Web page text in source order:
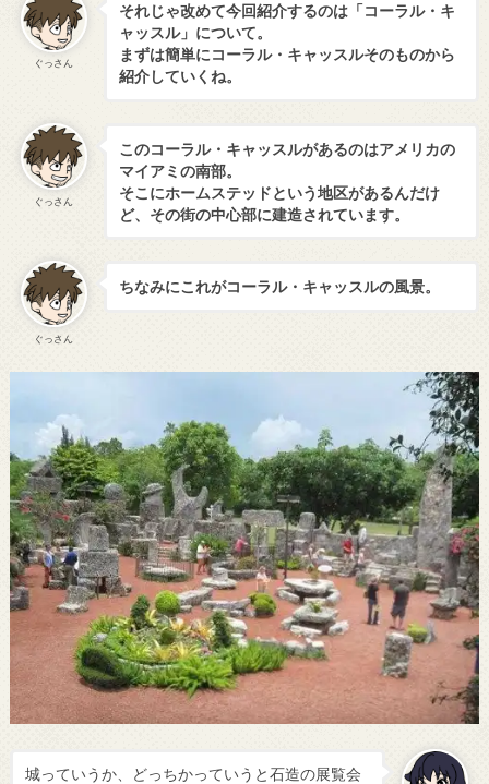
ぐっさん
それじゃ改めて今回紹介するのは「コーラル・キ
ャッスル」について。
まずは簡単にコーラル・キャッスルそのものから
紹介していくね。
ぐっさん
このコーラル・キャッスルがあるのはアメリカの
マイアミの南部。
そこにホームステッドという地区があるんだけ
ど、その街の中心部に建造されています。
ぐっさん
ちなみにこれがコーラル・キャッスルの風景。
城っていうか、どっちかっていうと石造の展覧会